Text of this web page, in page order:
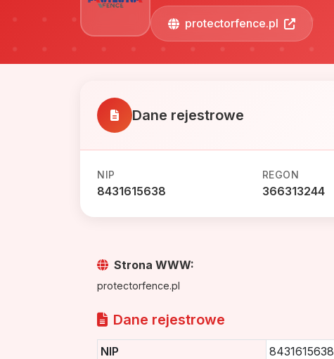
protectorfence.pl
Dane rejestrowe
NIP
8431615638
REGON
366313244
Strona WWW:
protectorfence.pl
Dane rejestrowe
NIP
8431615638